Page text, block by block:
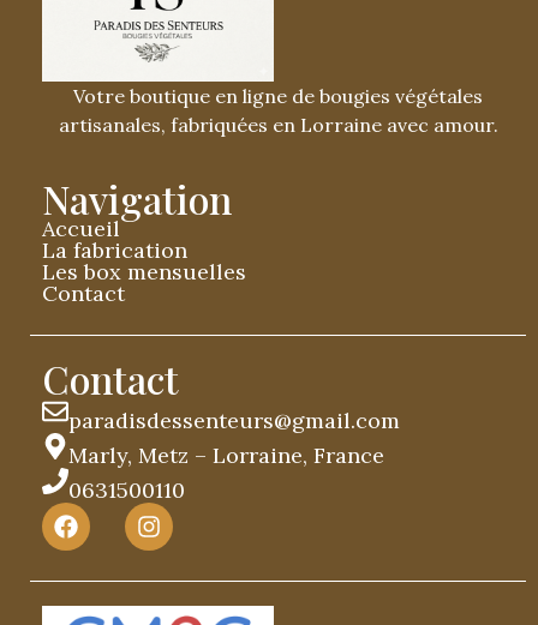
Votre boutique en ligne de bougies végétales
artisanales, fabriquées en Lorraine avec amour.
Navigation
Accueil
La fabrication
Les box mensuelles
Contact
Contact
paradisdessenteurs@gmail.com
Marly, Metz – Lorraine, France
0631500110